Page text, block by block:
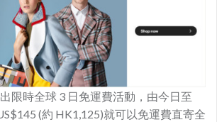
限時全球 3 日免運費活動，由今日至
(約 HK1,125)就可以免運費直寄全